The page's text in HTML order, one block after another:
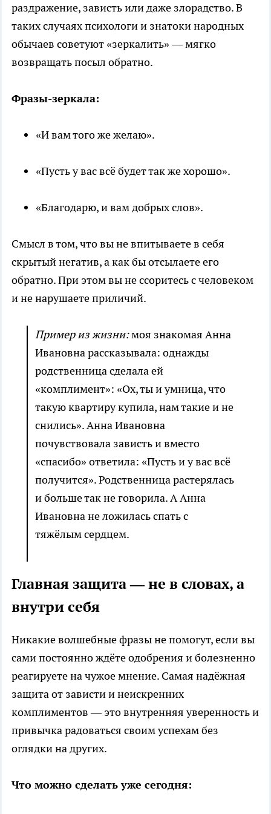
раздражение, зависть или даже злорадство. В
таких случаях психологи и знатоки народных
обычаев советуют «зеркалить» — мягко
возвращать посыл обратно.
Фразы-зеркала:
«И вам того же желаю».
«Пусть у вас всё будет так же хорошо».
«Благодарю, и вам добрых слов».
Смысл в том, что вы не впитываете в себя
скрытый негатив, а как бы отсылаете его
обратно. При этом вы не ссоритесь с человеком
и не нарушаете приличий.
Пример из жизни:моя знакомая Анна
Ивановна рассказывала: однажды
родственница сделала ей
«комплимент»: «Ох, ты и умница, что
такую квартиру купила, нам такие и не
снились». Анна Ивановна
почувствовала зависть и вместо
«спасибо» ответила: «Пусть и у вас всё
получится». Родственница растерялась
и больше так не говорила. А Анна
Ивановна не ложилась спать с
тяжёлым сердцем.
Главная защита — не в словах, а
внутри себя
Никакие волшебные фразы не помогут, если вы
сами постоянно ждёте одобрения и болезненно
реагируете на чужое мнение. Самая надёжная
защита от зависти и неискренних
комплиментов — это внутренняя уверенность и
привычка радоваться своим успехам без
оглядки на других.
Что можно сделать уже сегодня: